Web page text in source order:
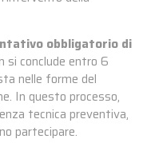
obbligatorio di
si conclude entro 6
nelle forme del
In questo processo,
tecnica preventiva,
partecipare.